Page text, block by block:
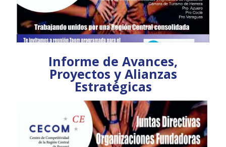
Informe de Avances,
Proyectos y Alianzas
Estratégicas